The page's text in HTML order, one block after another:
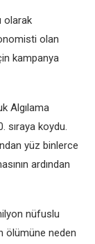
olarak
olan
kampanya
Algılama
sıraya koydu.
yüz binlerce
ardından
nüfuslu
ölümüne neden